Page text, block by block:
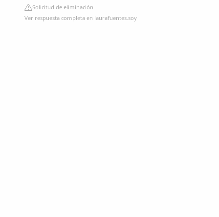
Solicitud de eliminación
Ver respuesta completa en laurafuentes.soy